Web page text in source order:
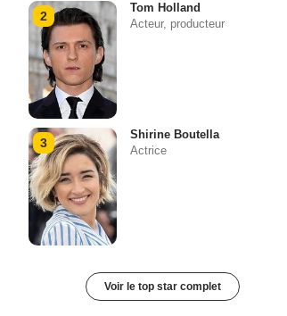
2
Tom Holland
Acteur, producteur
3
Shirine Boutella
Actrice
Voir le top star complet